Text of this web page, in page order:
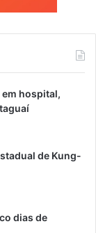
hospital,
de Kung-
dias de